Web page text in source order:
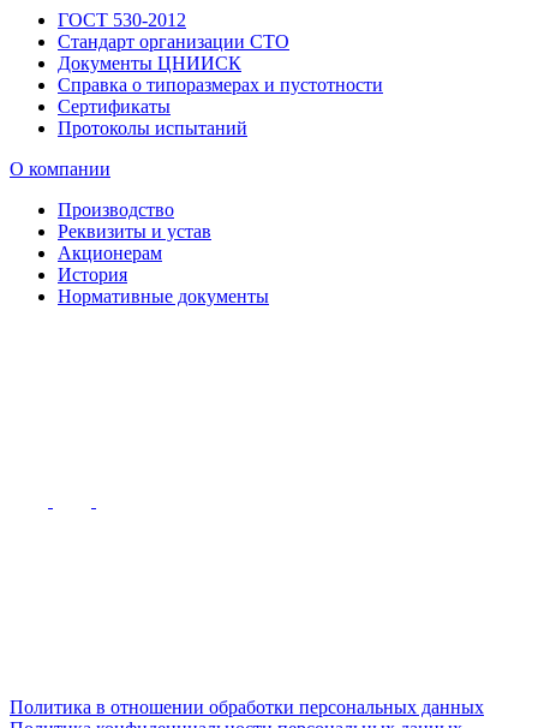
ГОСТ 530-2012
Стандарт организации СТО
Документы ЦНИИСК
Справка о типоразмерах и пустотности
Сертификаты
Протоколы испытаний
О компании
Производство
Реквизиты и устав
Акционерам
История
Нормативные документы
Политика в отношении обработки персональных данных